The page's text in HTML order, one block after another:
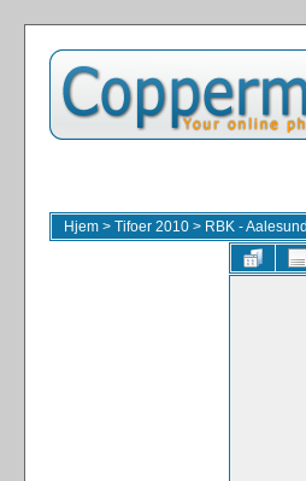
Hjem > Tifoer 2010 > RBK -